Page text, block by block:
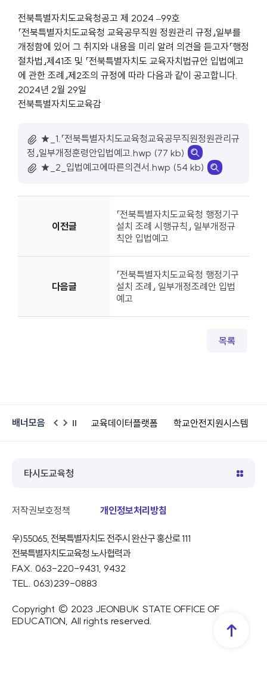
전북특별자치도교육청공고 제 2024 –99호
「전북특별자치도교육청 교육공무직원 정원관리 규정」일부를
개정함에 있어 그 취지와 내용을 미리 알려 의견을 듣고자「행정
절차법」제41조 및 「전북특별자치도 교육자치법규안 입법예고
에 관한 조례」제2조의 규정에 따라 다음과 같이 공고합니다.
2024년 2월 29일
전북특별자치도교육감
★_1.「전북특별자치도교육청교육공무직원정원관리규
정」일부개정훈령안입법예고.hwp (77 kb)
★_2_입법예고에따른의견서.hwp (54 kb)
이전글
「전북특별자치도교육청 행정기구
설치 조례 시행규칙」 일부개정규
칙안 입법예고
다음글
「전북특별자치도교육청 행정기구
설치 조례」 일부개정조례안 입법
예고
목록
배너모음
학교 교육데이터플랫폼 학교안전지원시스템 어린이안전넷
저작권보호정책 개인정보처리방침
우)55065, 전북특별자치도 전주시 완산구 홍산로 111
전북특별자치도교육청 노사협력과
FAX. 063-220-9431, 9432
TEL. 063)239-0883
Copyright © 2023 JEONBUK STATE OFFICE OF
EDUCATION, All rights reserved.
타시도교육청